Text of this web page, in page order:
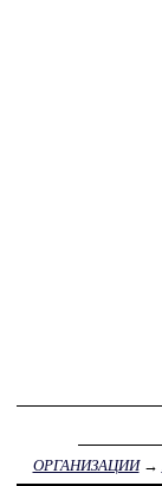
ОРГАНИЗАЦИИ→